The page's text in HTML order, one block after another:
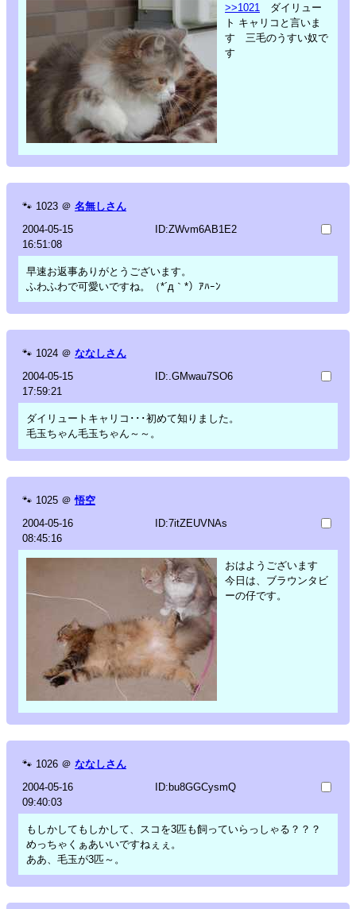
>>1021
ダイリュー
ト キャリコと言いま
す 三毛のうすい奴で
す
🐾 1023 ＠ 名無しさん
2004-05-15
16:51:08
ID:ZWvm6AB1E2
早速お返事ありがとうございます。
ふわふわで可愛いですね。（*´д｀*）ｱﾊｰﾝ
🐾 1024 ＠ ななしさん
2004-05-15
17:59:21
ID:.GMwau7SO6
ダイリュートキャリコ･･･初めて知りました。
毛玉ちゃん毛玉ちゃん～～。
🐾 1025 ＠ 悟空
2004-05-16
08:45:16
ID:7itZEUVNAs
おはようございます
今日は、ブラウンタビ
ーの仔です。
🐾 1026 ＠ ななしさん
2004-05-16
09:40:03
ID:bu8GGCysmQ
もしかしてもしかして、スコを3匹も飼っていらっしゃる？？？
めっちゃくぁあいいですねぇぇ。
ああ、毛玉が3匹～。